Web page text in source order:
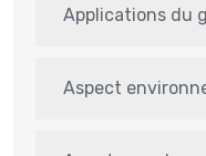
Applications du
Aspect